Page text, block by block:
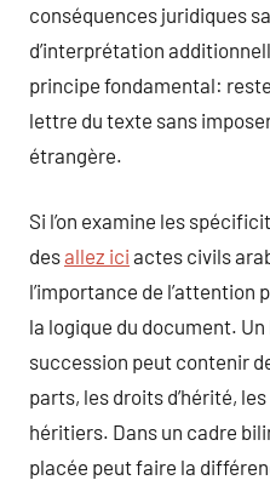
conséquences juridiques
d’interprétation
principe fondamental:
lettre du texte sans
étrangère.
Si l’on examine les
desallez ici actes civils
l’importance de l’attention
la logique du document. Un
succession peut contenir
parts, les droits d’hérité,
héritiers. Dans un cadre
placée peut faire la